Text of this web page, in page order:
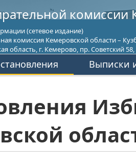
комиссии
(сетевое издание)
комиссия Кемеровской области –
область, г. Кемерово, пр. Советский 58,
Выписки